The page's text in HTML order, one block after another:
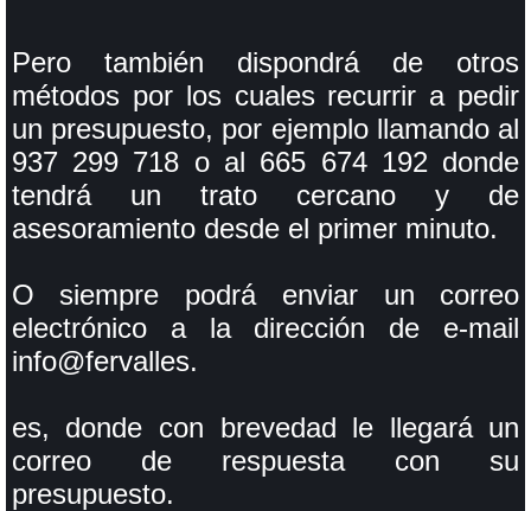
Pero también dispondrá de otros
métodos por los cuales recurrir a pedir
un presupuesto, por ejemplo llamando al
937 299 718 o al 665 674 192 donde
tendrá un trato cercano y de
asesoramiento desde el primer minuto.
O siempre podrá enviar un correo
electrónico a la dirección de e-mail
info@fervalles.
es, donde con brevedad le llegará un
correo de respuesta con su
presupuesto.